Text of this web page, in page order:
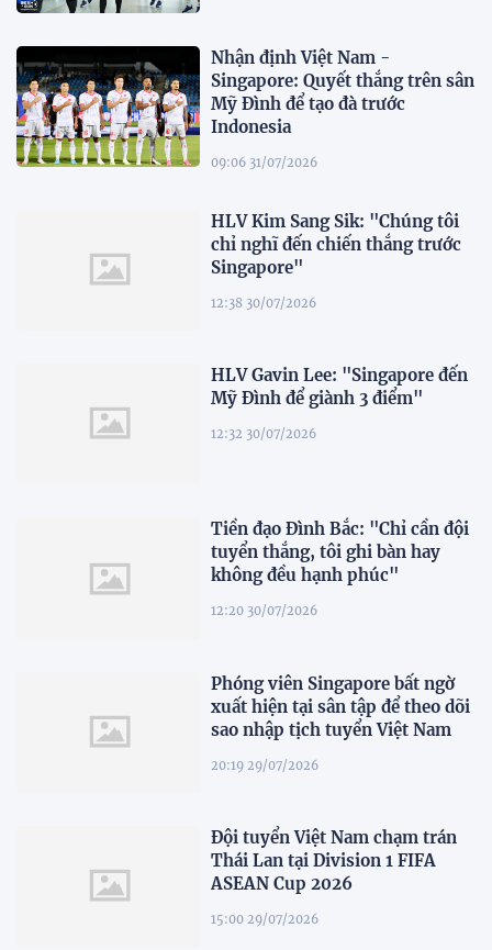
Nhận định Việt Nam -
Singapore: Quyết thắng trên sân
Mỹ Đình để tạo đà trước
Indonesia
09:06 31/07/2026
HLV Kim Sang Sik: "Chúng tôi
chỉ nghĩ đến chiến thắng trước
Singapore"
12:38 30/07/2026
HLV Gavin Lee: "Singapore đến
Mỹ Đình để giành 3 điểm"
12:32 30/07/2026
Tiền đạo Đình Bắc: "Chỉ cần đội
tuyển thắng, tôi ghi bàn hay
không đều hạnh phúc"
12:20 30/07/2026
Phóng viên Singapore bất ngờ
xuất hiện tại sân tập để theo dõi
sao nhập tịch tuyển Việt Nam
20:19 29/07/2026
Đội tuyển Việt Nam chạm trán
Thái Lan tại Division 1 FIFA
ASEAN Cup 2026
15:00 29/07/2026